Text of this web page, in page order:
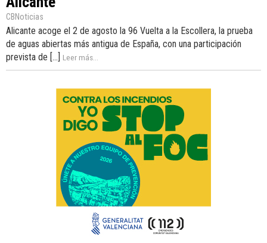
CBNoticias
Alicante acoge el 2 de agosto la 96 Vuelta a la Escollera, la prueba
de aguas abiertas más antigua de España, con una participación
prevista de [...] Leer más...